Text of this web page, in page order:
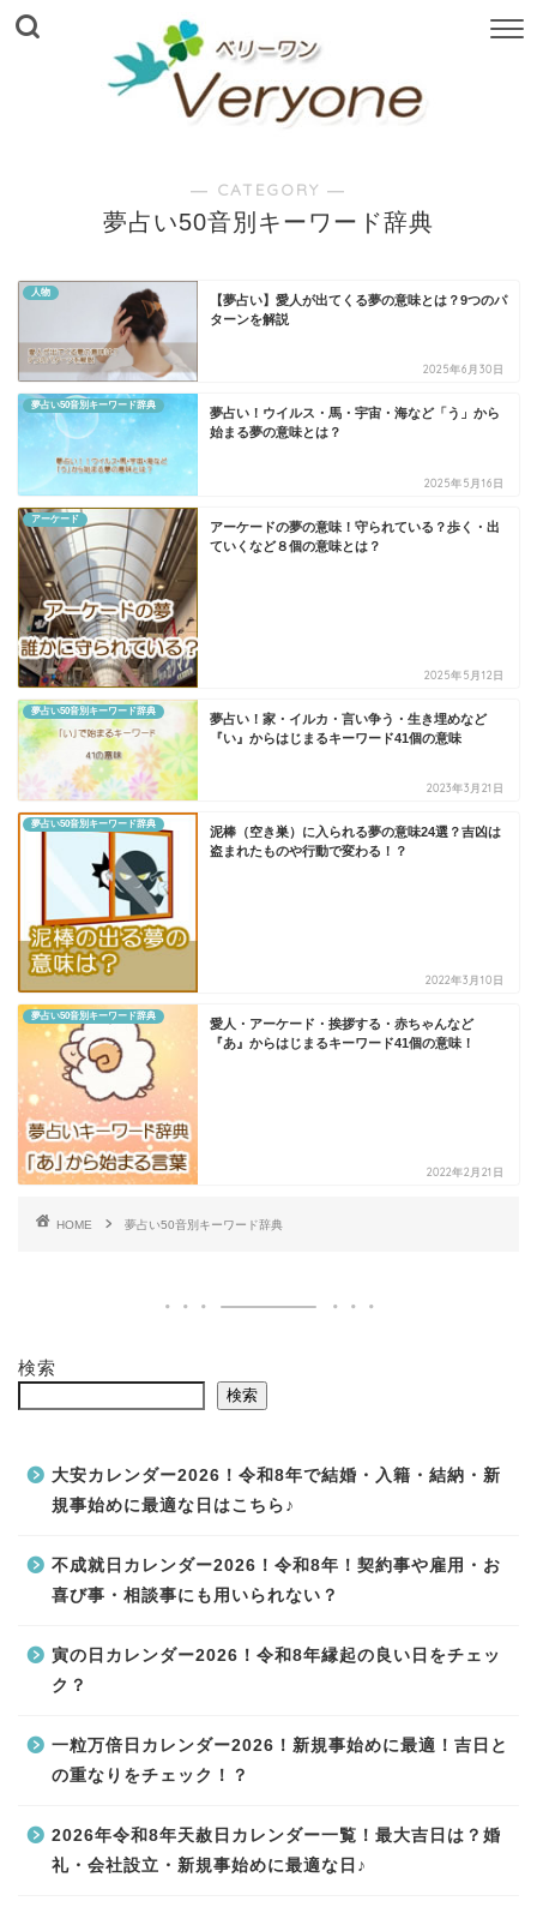
― CATEGORY ―
夢占い50音別キーワード辞典
人物
【夢占い】愛人が出てくる夢の意味とは？9つのパ
ターンを解説
2025年6月30日
夢占い50音別キーワード辞典
夢占い！ウイルス・馬・宇宙・海など「う」から
始まる夢の意味とは？
2025年5月16日
アーケード
アーケードの夢の意味！守られている？歩く・出
ていくなど８個の意味とは？
2025年5月12日
夢占い50音別キーワード辞典
夢占い！家・イルカ・言い争う・生き埋めなど
『い』からはじまるキーワード41個の意味
2023年3月21日
夢占い50音別キーワード辞典
泥棒（空き巣）に入られる夢の意味24選？吉凶は
盗まれたものや行動で変わる！？
2022年3月10日
夢占い50音別キーワード辞典
愛人・アーケード・挨拶する・赤ちゃんなど
『あ』からはじまるキーワード41個の意味！
2022年2月21日
HOME 夢占い50音別キーワード辞典
検索
検索
大安カレンダー2026！令和8年で結婚・入籍・結納・新
規事始めに最適な日はこちら♪
不成就日カレンダー2026！令和8年！契約事や雇用・お
喜び事・相談事にも用いられない？
寅の日カレンダー2026！令和8年縁起の良い日をチェッ
ク？
一粒万倍日カレンダー2026！新規事始めに最適！吉日と
の重なりをチェック！？
2026年令和8年天赦日カレンダー一覧！最大吉日は？婚
礼・会社設立・新規事始めに最適な日♪